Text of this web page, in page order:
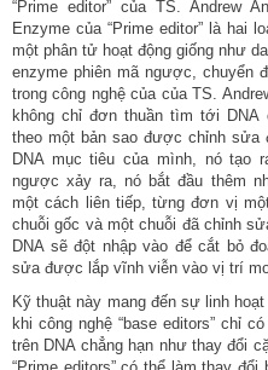
“Prime editor” của TS. Andrew
Enzyme của “Prime editor” là hai
một phân tử hoạt động giống như
enzyme phiên mã ngược, chuyển
trong công nghệ của của TS.
không chỉ đơn thuần tìm tới
theo một bản sao được chỉnh
DNA mục tiêu của mình, nó tạo
ngược xảy ra, nó bắt đầu thêm
một cách liên tiếp, từng đơn vị
chuỗi gốc và một chuỗi đã chỉnh
DNA sẽ đột nhập vào để cắt bỏ
sửa được lắp vĩnh viễn vào vị trí
Kỹ thuật này mang đến sự linh
khi công nghệ “base editors” chỉ
trên DNA chẳng hạn như thay đổi